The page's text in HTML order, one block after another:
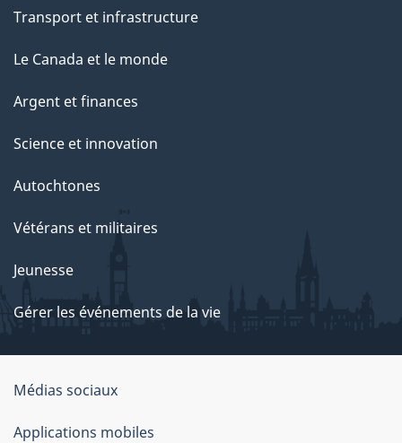
Transport et infrastructure
Le Canada et le monde
Argent et finances
Science et innovation
Autochtones
Vétérans et militaires
Jeunesse
Gérer les événements de la vie
Organisation
du
Médias sociaux
Applications mobiles